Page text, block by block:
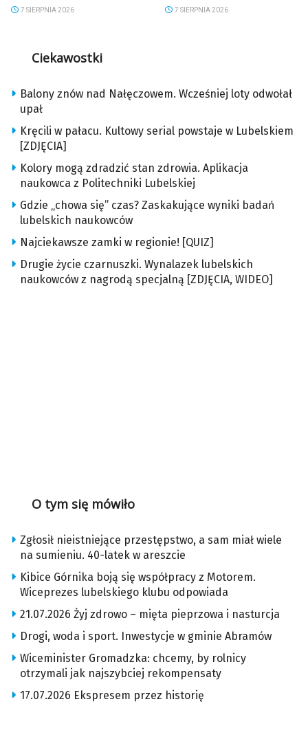
7 SIERPNIA 2026 7 SIERPNIA 2026
Ciekawostki
Balony znów nad Nałęczowem. Wcześniej loty odwołał
upał
Kręcili w pałacu. Kultowy serial powstaje w Lubelskiem
[ZDJĘCIA]
Kolory mogą zdradzić stan zdrowia. Aplikacja
naukowca z Politechniki Lubelskiej
Gdzie „chowa się” czas? Zaskakujące wyniki badań
lubelskich naukowców
Najciekawsze zamki w regionie! [QUIZ]
Drugie życie czarnuszki. Wynalazek lubelskich
naukowców z nagrodą specjalną [ZDJĘCIA, WIDEO]
O tym się mówiło
Zgłosił nieistniejące przestępstwo, a sam miał wiele
na sumieniu. 40-latek w areszcie
Kibice Górnika boją się współpracy z Motorem.
Wiceprezes lubelskiego klubu odpowiada
21.07.2026 Żyj zdrowo – mięta pieprzowa i nasturcja
Drogi, woda i sport. Inwestycje w gminie Abramów
Wiceminister Gromadzka: chcemy, by rolnicy
otrzymali jak najszybciej rekompensaty
17.07.2026 Ekspresem przez historię